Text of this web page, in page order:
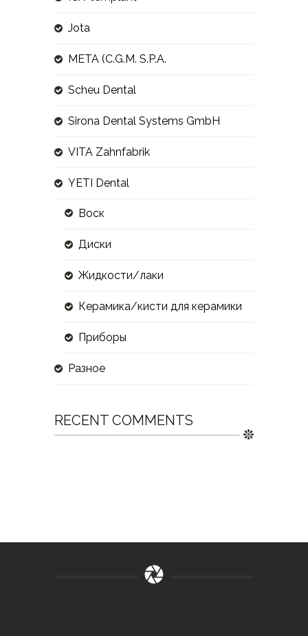
Jota
META (C.G.M. S.P.A.
Scheu Dental
Sirona Dental Systems GmbH
VITA Zahnfabrik
YETI Dental
Воск
Диски
Жидкости/лаки
Керамика/кисти для керамики
Приборы
Разное
RECENT COMMENTS